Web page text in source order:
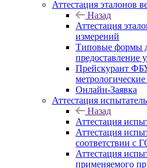
Аттестация эталонов
Назад
Аттестация
измерений
Типовые формы
предоставление
Прейскурант
Онлайн-Заявка
Аттестация
Назад
Аттестация
Аттестация
соответствии с
Аттестация
применяемого